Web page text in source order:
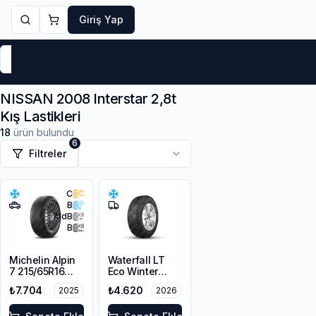
Giriş Yap
NISSAN 2008 Interstar 2,8t
Kış Lastikleri
18 ürün bulundu
Filtreler
6
C
B
71dB
B
Michelin Alpin
7 215/65R16
3PMSF
₺7.704 2025
Waterfall LT
Eco Winter
215/65R16C
109/107R M+S
3PMSF
₺4.620 2026